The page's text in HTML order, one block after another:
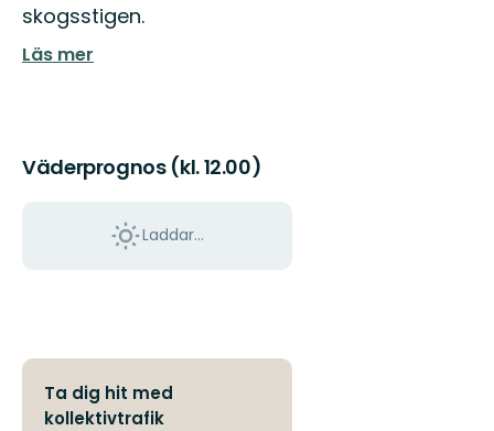
skogsstigen.
Läs mer
Väderprognos (kl. 12.00)
Laddar...
Ta dig hit med
kollektivtrafik